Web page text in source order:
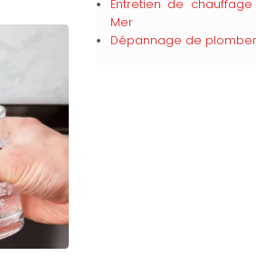
Entretien de
Mer
Dépannage de